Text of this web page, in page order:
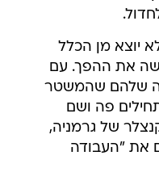
יוצא מן הכלל
את ההפך. עם
שלהם שהמשטר
פה ושם
של גרמניה,
את "העבודה